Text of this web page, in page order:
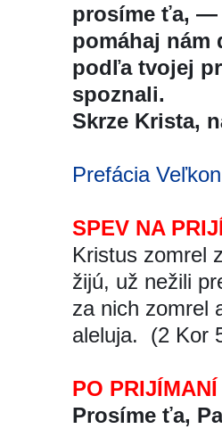
prosíme ťa, —
pomáhaj nám
podľa tvojej
spoznali.
Skrze Krista,
Prefácia
SPEV NA
Kristus zomrel
žijú, už nežili
za nich zomrel
aleluja. (2 Kor
PO PRIJÍMANÍ
Prosíme ťa,